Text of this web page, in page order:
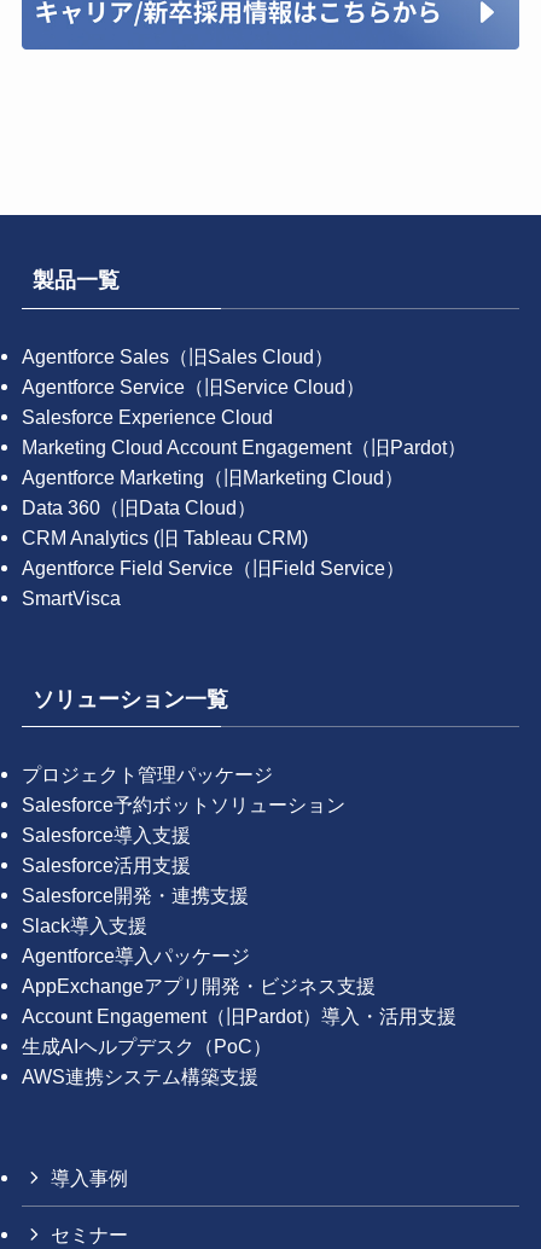
製品一覧
Agentforce Sales（旧Sales Cloud）
Agentforce Service（旧Service Cloud）
Salesforce Experience Cloud
Marketing Cloud Account Engagement（旧Pardot）
Agentforce Marketing（旧Marketing Cloud）
Data 360（旧Data Cloud）
CRM Analytics (旧 Tableau CRM)
Agentforce Field Service（旧Field Service）
SmartVisca
ソリューション一覧
プロジェクト管理パッケージ
Salesforce予約ボットソリューション
Salesforce導入支援
Salesforce活用支援
Salesforce開発・連携支援
Slack導入支援
Agentforce導入パッケージ
AppExchangeアプリ開発・ビジネス支援
Account Engagement（旧Pardot）導入・活用支援
生成AIヘルプデスク（PoC）
AWS連携システム構築支援
導入事例
セミナー